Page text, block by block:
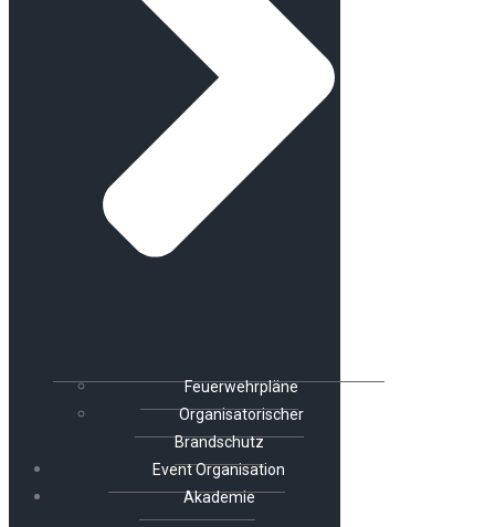
Feuerwehrpläne
Organisatorischer
Brandschutz
Event Organisation
Akademie